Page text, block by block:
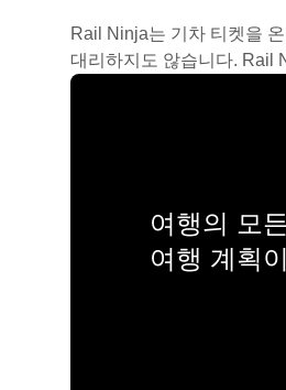
Rail Ninja는 기차 티켓을
대리하지도 않습니다. Rail
여행의 모
여행 계획